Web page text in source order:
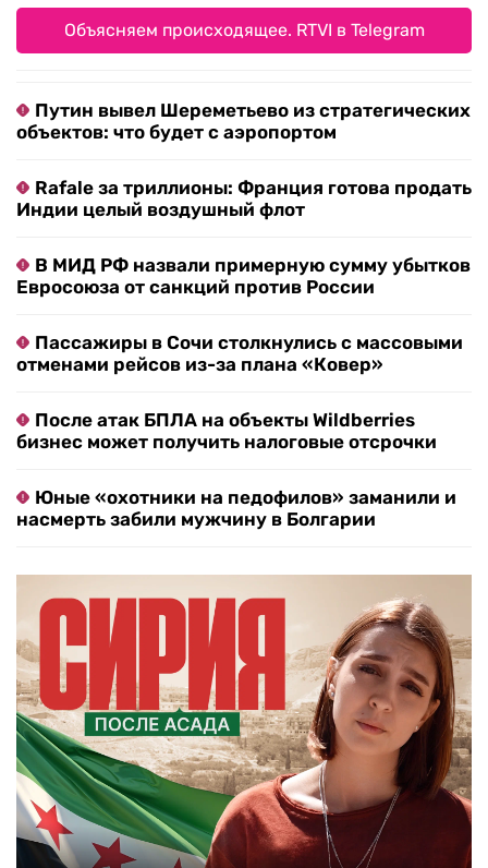
Объясняем происходящее. RTVI в Telegram
Путин вывел Шереметьево из стратегических
объектов: что будет с аэропортом
Rafale за триллионы: Франция готова продать
Индии целый воздушный флот
В МИД РФ назвали примерную сумму убытков
Евросоюза от санкций против России
Пассажиры в Сочи столкнулись с массовыми
отменами рейсов из-за плана «Ковер»
После атак БПЛА на объекты Wildberries
бизнес может получить налоговые отсрочки
Юные «охотники на педофилов» заманили и
насмерть забили мужчину в Болгарии